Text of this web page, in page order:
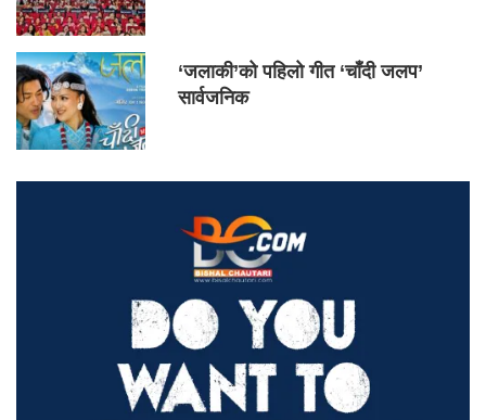
‘जलाकी’को पहिलो गीत ‘चाँदी जलप’
सार्वजनिक